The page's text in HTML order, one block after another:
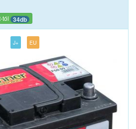
tól 34db
J+ EU